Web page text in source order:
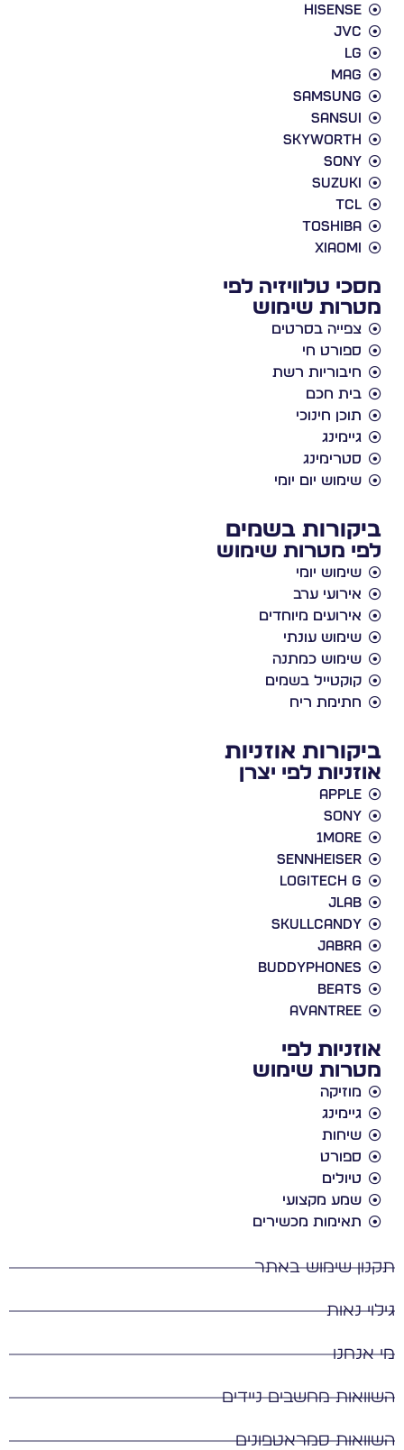
Hisense
JVC
LG
Mag
Samsung
Sansui
Skyworth
Sony
Suzuki
TCL
Toshiba
Xiaomi
מסכי טלוויזיה לפי
מטרות שימוש
צפייה בסרטים
ספורט חי
חיבוריות רשת
בית חכם
תוכן חינוכי
גיימינג
סטרימינג
שימוש יום יומי
ביקורות בשמים
לפי מטרות שימוש
שימוש יומי
אירועי ערב
אירועים מיוחדים
שימוש עונתי
שימוש כמתנה
קוקטייל בשמים
חתימת ריח
ביקורות אוזניות
אוזניות לפי יצרן
Apple
Sony
1More
Sennheiser
Logitech G
JLab
Skullcandy
Jabra
BuddyPhones
Beats
Avantree
אוזניות לפי
מטרות שימוש
מוזיקה
גיימינג
שיחות
ספורט
טיולים
שמע מקצועי
תאימות מכשירים
תקנון שימוש באתר
גילוי נאות
מי אנחנו
השוואות מחשבים ניידים
השוואות סמראטפונים